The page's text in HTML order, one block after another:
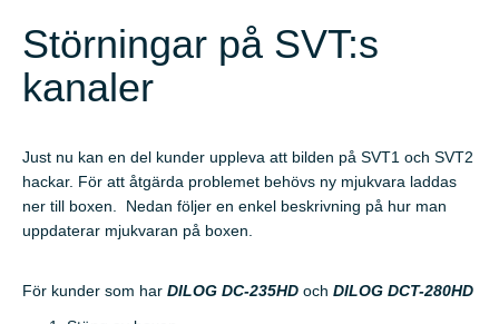
Störningar på SVT:s
kanaler
Just nu kan en del kunder uppleva att bilden på SVT1 och SVT2
hackar. För att åtgärda problemet behövs ny mjukvara laddas
ner till boxen. Nedan följer en enkel beskrivning på hur man
uppdaterar mjukvaran på boxen.
För kunder som har DILOG DC-235HD och DILOG DCT-280HD